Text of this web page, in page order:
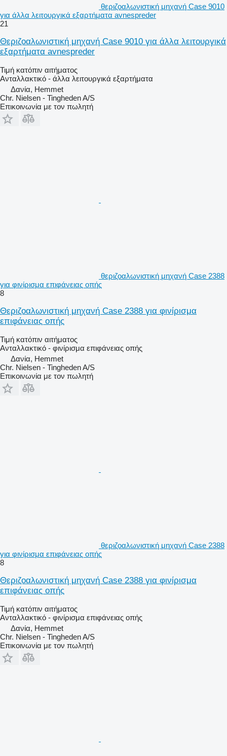
θεριζοαλωνιστική μηχανή Case 9010
για άλλα λειτουργικά εξαρτήματα avnespreder
21
Θεριζοαλωνιστική μηχανή Case 9010 για άλλα λειτουργικά
εξαρτήματα avnespreder
Τιμή κατόπιν αιτήματος
Ανταλλακτικό - άλλα λειτουργικά εξαρτήματα
Δανία, Hemmet
Chr. Nielsen - Tingheden A/S
Επικοινωνία με τον πωλητή
θεριζοαλωνιστική μηχανή Case 2388
για φινίρισμα επιφάνειας οπής
8
Θεριζοαλωνιστική μηχανή Case 2388 για φινίρισμα
επιφάνειας οπής
Τιμή κατόπιν αιτήματος
Ανταλλακτικό - φινίρισμα επιφάνειας οπής
Δανία, Hemmet
Chr. Nielsen - Tingheden A/S
Επικοινωνία με τον πωλητή
θεριζοαλωνιστική μηχανή Case 2388
για φινίρισμα επιφάνειας οπής
8
Θεριζοαλωνιστική μηχανή Case 2388 για φινίρισμα
επιφάνειας οπής
Τιμή κατόπιν αιτήματος
Ανταλλακτικό - φινίρισμα επιφάνειας οπής
Δανία, Hemmet
Chr. Nielsen - Tingheden A/S
Επικοινωνία με τον πωλητή